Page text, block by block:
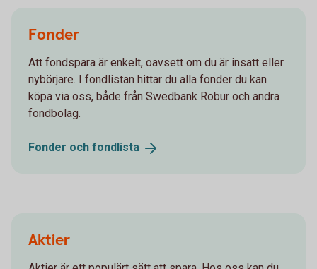
Fonder
Att fondspara är enkelt, oavsett om du är insatt eller
nybörjare. I fondlistan hittar du alla fonder du kan
köpa via oss, både från Swedbank Robur och andra
fondbolag.
Fonder och fondlista
Aktier